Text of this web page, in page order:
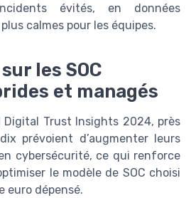
évités, en données
calmes pour les équipes.
les SOC
et managés
Digital Trust Insights 2024, près
prévoient d’augmenter leurs
cybersécurité, ce qui renforce
le modèle de SOC choisi
euro dépensé.